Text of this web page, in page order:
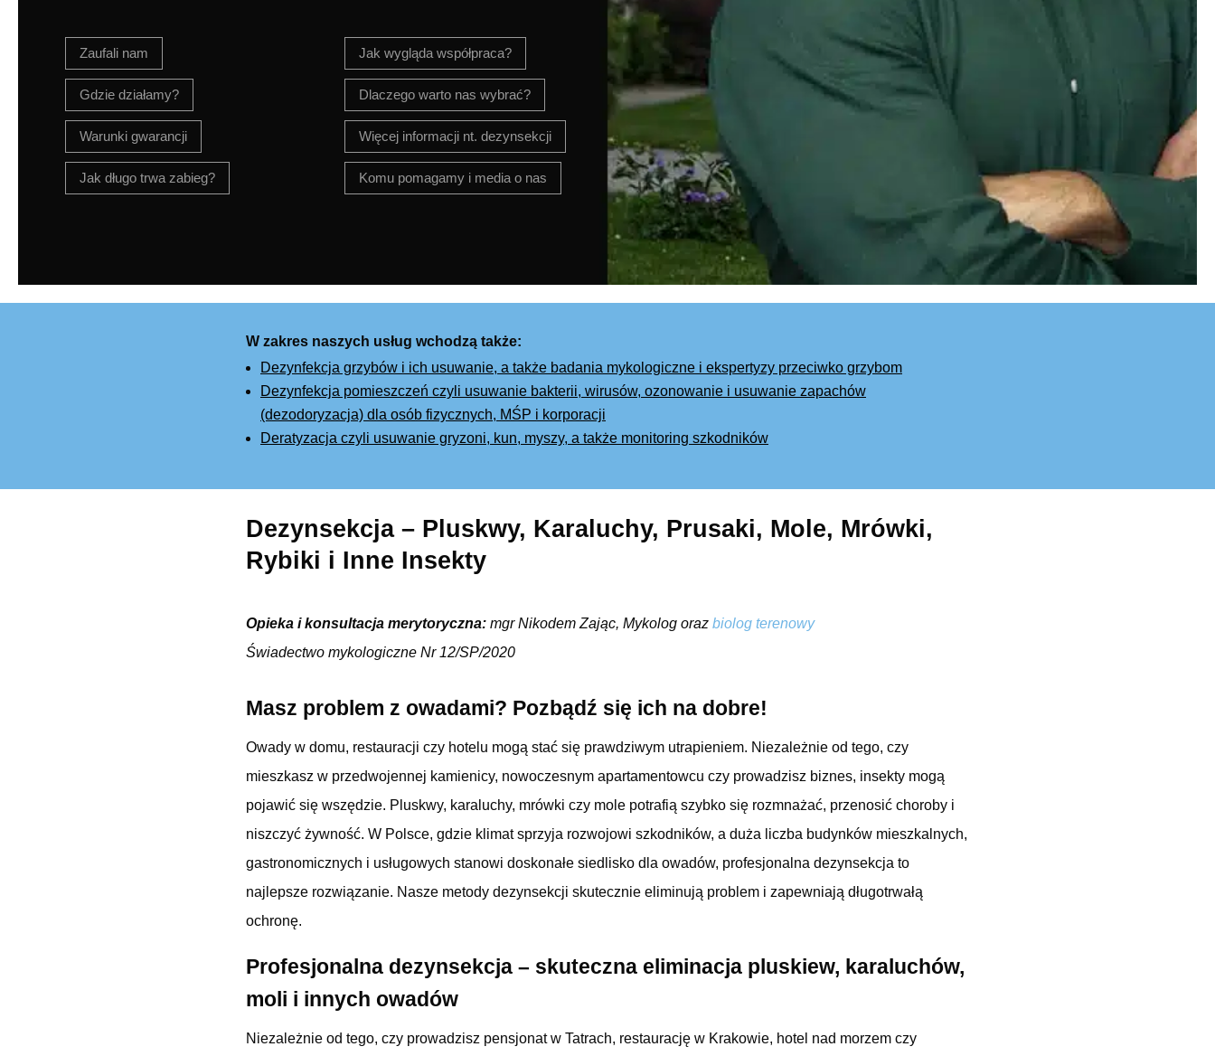
Zaufali nam
Gdzie działamy?
Warunki gwarancji
Jak długo trwa zabieg?
Jak wygląda współpraca?
Dlaczego warto nas wybrać?
Więcej informacji nt. dezynsekcji
Komu pomagamy i media o nas
W zakres naszych usług wchodzą także:
Dezynfekcja grzybów i ich usuwanie, a także badania mykologiczne i ekspertyzy przeciwko grzybom
Dezynfekcja pomieszczeń czyli usuwanie bakterii, wirusów, ozonowanie i usuwanie zapachów
(dezodoryzacja) dla osób fizycznych, MŚP i korporacji
Deratyzacja czyli usuwanie gryzoni, kun, myszy, a także monitoring szkodników
Dezynsekcja – Pluskwy, Karaluchy, Prusaki, Mole, Mrówki,
Rybiki i Inne Insekty
Opieka i konsultacja merytoryczna: mgr Nikodem Zając, Mykolog oraz biolog terenowy
Świadectwo mykologiczne Nr 12/SP/2020
Masz problem z owadami? Pozbądź się ich na dobre!
Owady w domu, restauracji czy hotelu mogą stać się prawdziwym utrapieniem. Niezależnie od tego, czy
mieszkasz w przedwojennej kamienicy, nowoczesnym apartamentowcu czy prowadzisz biznes, insekty mogą
pojawić się wszędzie. Pluskwy, karaluchy, mrówki czy mole potrafią szybko się rozmnażać, przenosić choroby i
niszczyć żywność. W Polsce, gdzie klimat sprzyja rozwojowi szkodników, a duża liczba budynków mieszkalnych,
gastronomicznych i usługowych stanowi doskonałe siedlisko dla owadów, profesjonalna dezynsekcja to
najlepsze rozwiązanie. Nasze metody dezynsekcji skutecznie eliminują problem i zapewniają długotrwałą
ochronę.
Profesjonalna dezynsekcja – skuteczna eliminacja pluskiew, karaluchów,
moli i innych owadów
Niezależnie od tego, czy prowadzisz pensjonat w Tatrach, restaurację w Krakowie, hotel nad morzem czy